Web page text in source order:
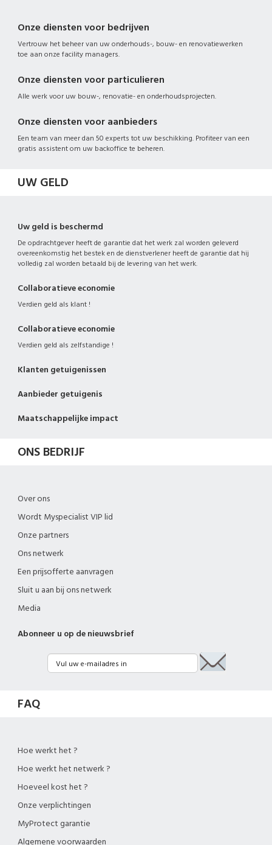
Onze diensten voor bedrijven
Vertrouw het beheer van uw onderhouds-, bouw- en renovatiewerken
toe aan onze facility managers.
Onze diensten voor particulieren
Alle werk voor uw bouw-, renovatie- en onderhoudsprojecten.
Onze diensten voor aanbieders
Een team van meer dan 50 experts tot uw beschikking. Profiteer van een
gratis assistent om uw backoffice te beheren.
UW GELD
Uw geld is beschermd
De opdrachtgever heeft de garantie dat het werk zal worden geleverd
overeenkomstig het bestek en de dienstverlener heeft de garantie dat hij
volledig zal worden betaald bij de levering van het werk.
Collaboratieve economie
Verdien geld als klant !
Collaboratieve economie
Verdien geld als zelfstandige !
Klanten getuigenissen
Aanbieder getuigenis
Maatschappelijke impact
ONS BEDRIJF
Over ons
Wordt Myspecialist VIP lid
Onze partners
Ons netwerk
Een prijsofferte aanvragen
Sluit u aan bij ons netwerk
Media
Abonneer u op de nieuwsbrief
FAQ
Hoe werkt het ?
Hoe werkt het netwerk ?
Hoeveel kost het ?
Onze verplichtingen
MyProtect garantie
Algemene voorwaarden